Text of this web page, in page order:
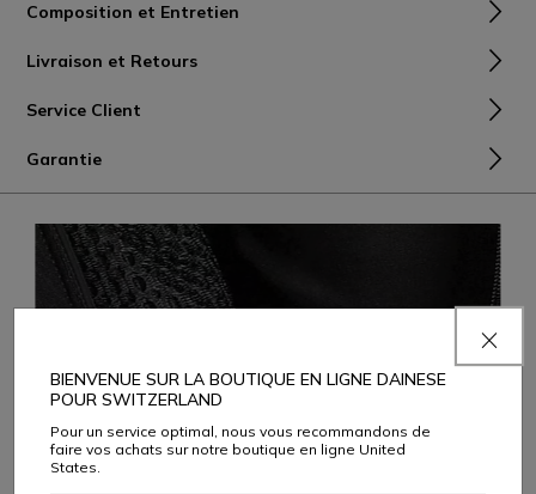
Composition et Entretien
Livraison et Retours
Service Client
Garantie
BIENVENUE SUR LA BOUTIQUE EN LIGNE DAINESE
POUR SWITZERLAND
Pour un service optimal, nous vous recommandons de
faire vos achats sur notre boutique en ligne United
States.